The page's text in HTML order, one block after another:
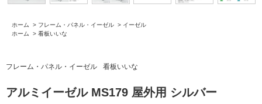
ホーム > フレーム・パネル・イーゼル > イーゼル
ホーム
> 看板いいな
フレーム・パネル・イーゼル 看板いいな
アルミイーゼル MS179 屋外用 シルバー